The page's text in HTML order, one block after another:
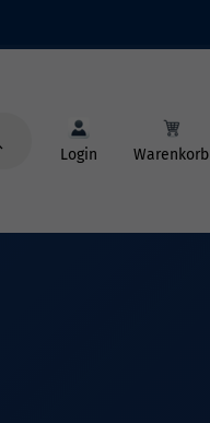
Login Warenkorb